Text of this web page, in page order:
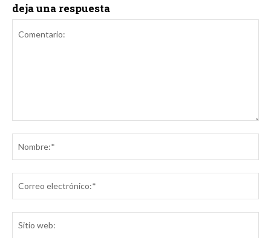
deja una respuesta